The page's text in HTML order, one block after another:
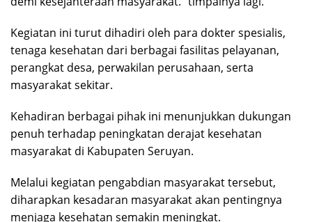
Kegiatan ini turut dihadiri oleh para dokter spesialis,
tenaga kesehatan dari berbagai fasilitas pelayanan,
perangkat desa, perwakilan perusahaan, serta
masyarakat sekitar.
Kehadiran berbagai pihak ini menunjukkan dukungan
penuh terhadap peningkatan derajat kesehatan
masyarakat di Kabupaten Seruyan.
Melalui kegiatan pengabdian masyarakat tersebut,
diharapkan kesadaran masyarakat akan pentingnya
menjaga kesehatan semakin meningkat.